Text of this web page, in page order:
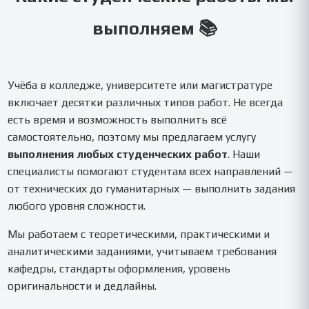
выполняем 📚
Учёба в колледже, университете или магистратуре
включает десятки различных типов работ. Не всегда
есть время и возможность выполнить всё
самостоятельно, поэтому мы предлагаем услугу
выполнения любых студенческих работ. Наши
специалисты помогают студентам всех направлений —
от технических до гуманитарных — выполнить задания
любого уровня сложности.
Мы работаем с теоретическими, практическими и
аналитическими заданиями, учитываем требования
кафедры, стандарты оформления, уровень
оригинальности и дедлайны.